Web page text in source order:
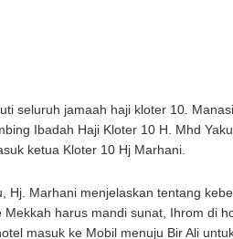
seluruh jamaah haji kloter 10.
Ibadah Haji Kloter 10 H. Mhd
ketua Kloter 10 Hj Marhani.
Hj. Marhani menjelaskan tentang
Mekkah harus mandi sunat, Ihrom di
masuk ke Mobil menuju Bir Ali